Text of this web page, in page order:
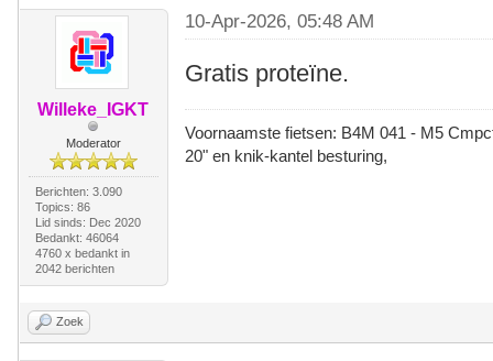
Willeke_IGKT
Moderator
Berichten: 3.090
Topics: 86
Lid sinds: Dec 2020
Bedankt: 46064
4760 x bedankt in
2042 berichten
10-Apr-2026, 05:48 AM
Gratis proteïne.
Voornaamste fietsen: B4M 041 - M5
20" en knik-kantel besturing,
Zoek